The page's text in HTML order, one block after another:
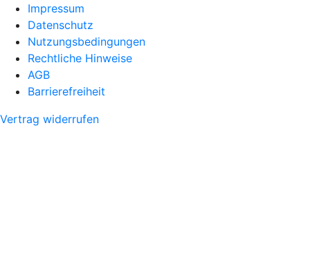
Impressum
Datenschutz
Nutzungsbedingungen
Rechtliche Hinweise
AGB
Barrierefreiheit
Vertrag widerrufen